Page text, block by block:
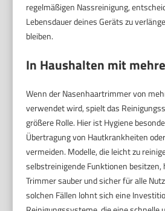
regelmäßigen Nassreinigung,
Lebensdauer deines Geräts zu
bleiben.
In Haushalten mit
Wenn der Nasenhaartrimmer von
verwendet wird, spielt das
größere Rolle. Hier ist Hygiene
Übertragung von Hautkrankheiten
vermeiden. Modelle, die leicht zu
selbstreinigende Funktionen besitzen,
Trimmer sauber und sicher für alle
solchen Fällen lohnt sich eine